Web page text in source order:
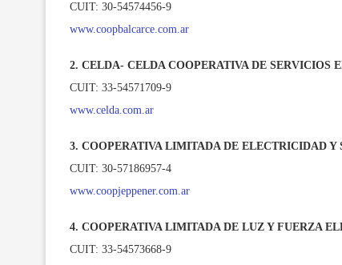
CUIT: 30-54574456-9
www.coopbalcarce.com.ar
2. CELDA- CELDA COOPERATIVA DE SERVICIOS
CUIT: 33-54571709-9
www.celda.com.ar
3. COOPERATIVA LIMITADA DE ELECTRICIDAD Y
CUIT: 30-57186957-4
www.coopjeppener.com.ar
4. COOPERATIVA LIMITADA DE LUZ Y FUERZA
CUIT: 33-54573668-9